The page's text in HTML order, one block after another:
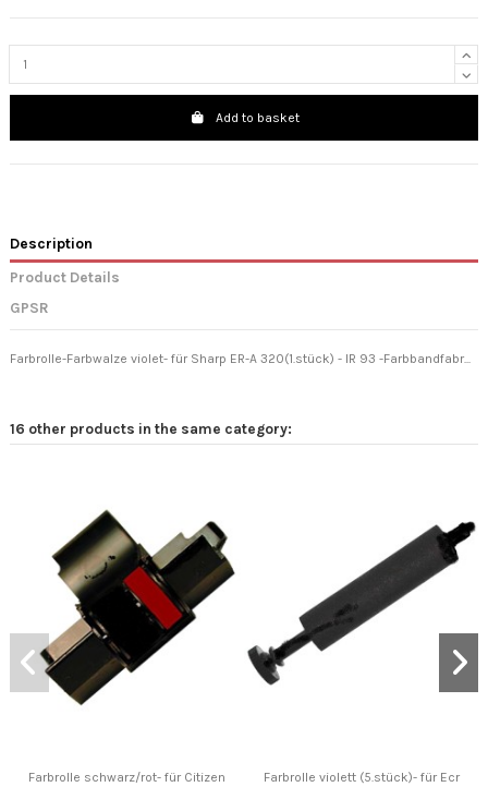
Add to basket
Description
Product Details
GPSR
Farbrolle-Farbwalze violet- für Sharp ER-A 320(1.stück) - IR 93 -Farbbandfabr...
16 other products in the same category:
Farbrolle schwarz/rot- für Citizen
Farbrolle violett (5.stück)- für Ecr